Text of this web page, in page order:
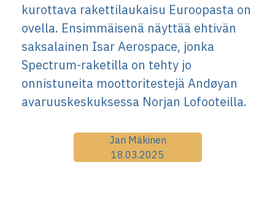
kurottava rakettilaukaisu Euroopasta on
ovella. Ensimmäisenä näyttää ehtivän
saksalainen Isar Aerospace, jonka
Spectrum-raketilla on tehty jo
onnistuneita moottoritestejä Andøyan
avaruuskeskuksessa Norjan Lofooteilla.
Jari Mäkinen
18.03.2025